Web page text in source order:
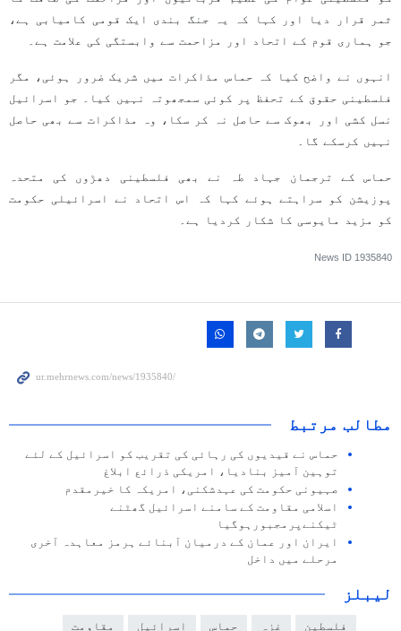
ثمر قرار دیا اور کہا کہ یہ جنگ بندی ایک قومی کامیابی ہے،
جو ہماری قوم کے اتحاد اور مزاحمت سے وابستگی کی علامت ہے۔
انہوں نے واضح کیا کہ حماس مذاکرات میں شریک ضرور ہوئی، مگر
فلسطینی حقوق کے تحفظ پر کوئی سمجھوتہ نہیں کیا۔ جو اسرائیل
نسل کشی اور بھوک سے حاصل نہ کر سکا، وہ مذاکرات سے بھی حاصل
نہیں کرسکے گا۔
حماس کے ترجمان جہاد طہ نے بھی فلسطینی دھڑوں کی متحدہ
پوزیشن کو سراہتے ہوئے کہا کہ اس اتحاد نے اسرائیلی حکومت
کو مزید مایوسی کا شکار کردیا ہے۔
News ID 1935840
مطالب مرتبط
حماس نے قیدیوں کی رہائی کی تقریب کو اسرائیل کے لئے
توہین آمیز بنادیا، امریکی ذرائع ابلاغ
صہیونی حکومت کی عہدشکنی، امریکہ کا خیرمقدم
اسلامی مقاومت کے سامنے اسرائيل گھٹنے
ٹیکنےپرمجبورہوگيا
ایران اور عمان کے درمیان آبنائے ہرمز معاہدہ آخری
مرحلے میں داخل
لیبلز
فلسطین غزہ حماس اسرائیل مقاومت